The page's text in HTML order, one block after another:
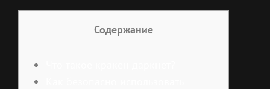
Содержание